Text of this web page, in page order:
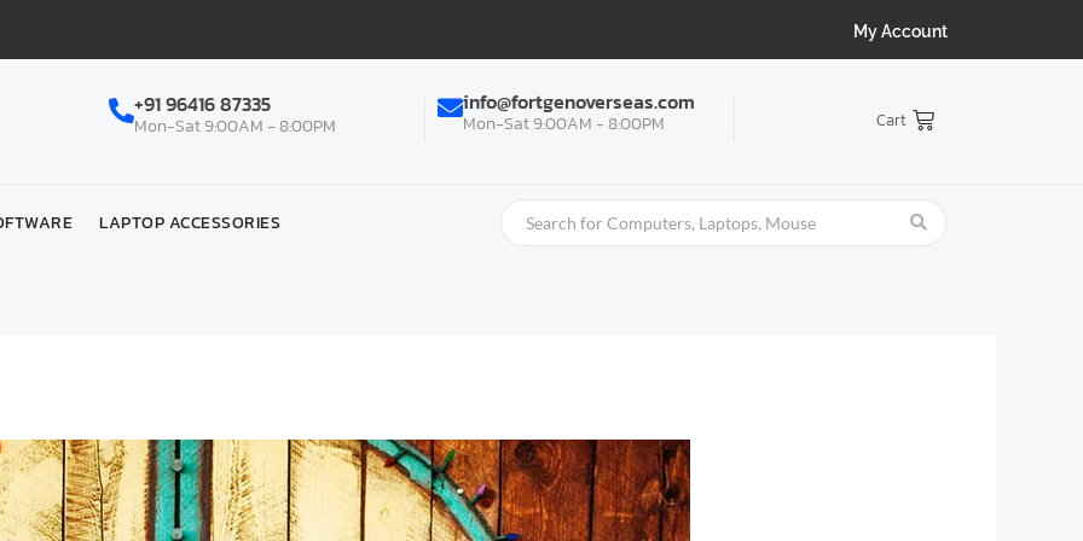
My Account
+91 96416 87335
Mon-Sat 9:00AM - 8:00PM
info@fortgenoverseas.com
Mon-Sat 9:00AM - 8:00PM Cart
LAPTOP ACCESSORIES